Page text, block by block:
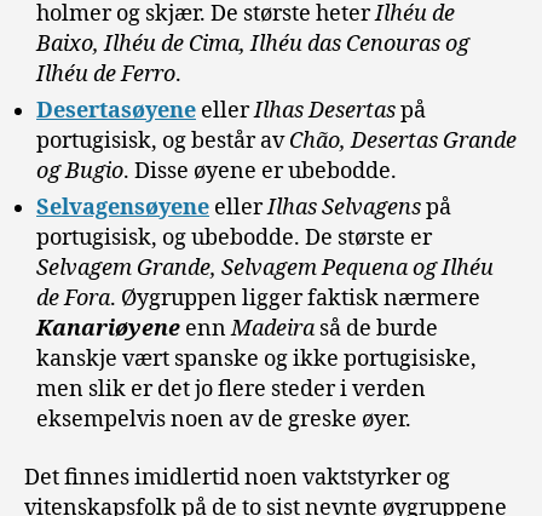
holmer og skjær. De største heterIlhéu de
Baixo, Ilhéu de Cima, Ilhéu das Cenouras og
Ilhéu de Ferro.
Desertasøyene ellerIlhas Desertaspå
portugisisk, og består avChão, Desertas Grande
og Bugio. Disse øyene er ubebodde.
Selvagensøyene ellerIlhas Selvagenspå
portugisisk, og ubebodde. De største er
Selvagem Grande, Selvagem Pequena og Ilhéu
de Fora. Øygruppen ligger faktisk nærmere
Kanariøyene ennMadeira så de burde
kanskje vært spanske og ikke portugisiske,
men slik er det jo flere steder i verden
eksempelvis noen av de greske øyer.
Det finnes imidlertid noen vaktstyrker og
vitenskapsfolk på de to sist nevnte øygruppene